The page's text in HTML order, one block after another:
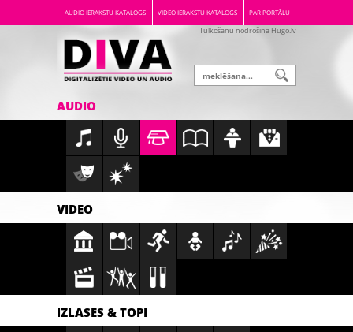
AUDIO IERAKSTU KATALOGS VIDEO IERAKSTU KATALOGS PAR PORTĀLU
Tulkošanu nodrošina Hugo.lv
AUDIO
VIDEO
IZLASES & TOPI